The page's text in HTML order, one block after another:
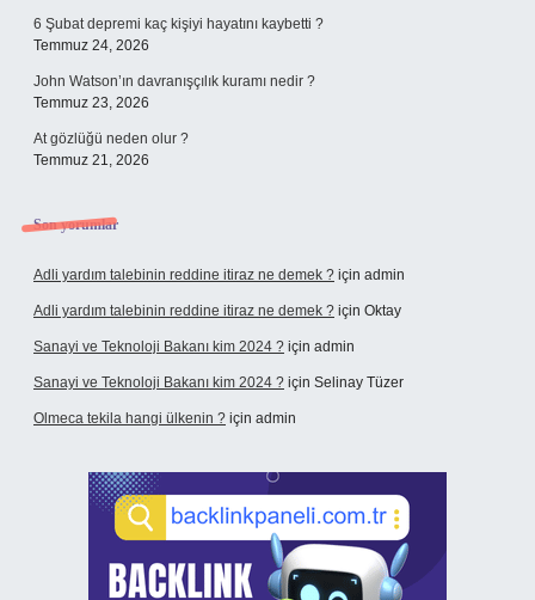
6 Şubat depremi kaç kişiyi hayatını kaybetti ?
Temmuz 24, 2026
John Watson’ın davranışçılık kuramı nedir ?
Temmuz 23, 2026
At gözlüğü neden olur ?
Temmuz 21, 2026
Son yorumlar
Adli yardım talebinin reddine itiraz ne demek ? için admin
Adli yardım talebinin reddine itiraz ne demek ? için Oktay
Sanayi ve Teknoloji Bakanı kim 2024 ? için admin
Sanayi ve Teknoloji Bakanı kim 2024 ? için Selinay Tüzer
Olmeca tekila hangi ülkenin ? için admin